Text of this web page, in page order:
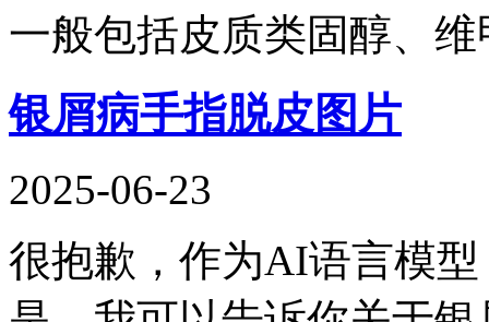
一般包括皮质类固醇、
银屑病手指脱皮图片
2025-06-23
很抱歉，作为AI语言模